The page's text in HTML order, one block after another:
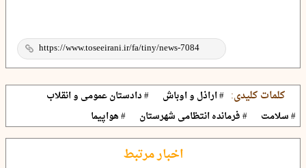
کلمات کلیدی: # اراذل و اوباش
# دادستان عمومی و انقلاب
# سلامت
# فرمانده انتظامی شهرستان # هواپیما
اخبار مرتبط